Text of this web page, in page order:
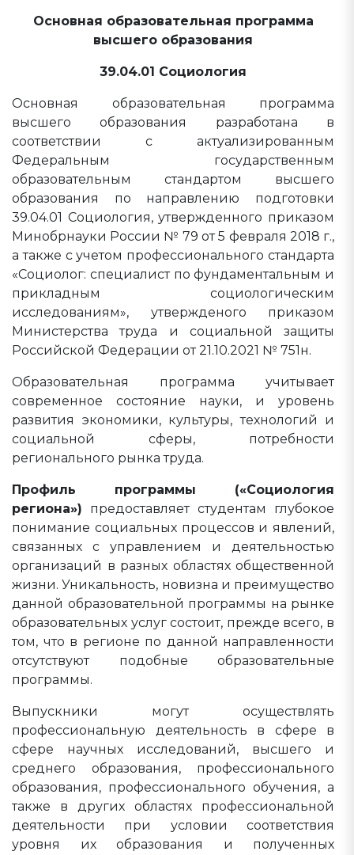
Основная образовательная программа
высшего образования
39.04.01 Социология
Основная образовательная программа
высшего образования разработана в
соответствии с актуализированным
Федеральным государственным
образовательным стандартом высшего
образования по направлению подготовки
39.04.01 Социология, утвержденного приказом
Минобрнауки России № 79 от 5 февраля 2018 г.,
а также с учетом профессионального стандарта
«Социолог: специалист по фундаментальным и
прикладным социологическим
исследованиям», утвержденого приказом
Министерства труда и социальной защиты
Российской Федерации от 21.10.2021 № 751н.
Образовательная программа учитывает
современное состояние науки, и уровень
развития экономики, культуры, технологий и
социальной сферы, потребности
регионального рынка труда.
Профиль программы («Социология
региона») предоставляет студентам глубокое
понимание социальных процессов и явлений,
связанных с управлением и деятельностью
организаций в разных областях общественной
жизни. Уникальность, новизна и преимущество
данной образовательной программы на рынке
образовательных услуг состоит, прежде всего, в
том, что в регионе по данной направленности
отсутствуют подобные образовательные
программы.
Выпускники могут осуществлять
профессиональную деятельность в сфере в
сфере научных исследований, высшего и
среднего образования, профессионального
образования, профессионального обучения, а
также в других областях профессиональной
деятельности при условии соответствия
уровня их образования и полученных